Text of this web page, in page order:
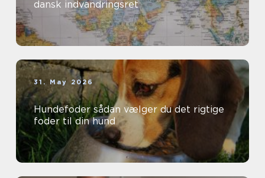
dansk indvandringsret
31. May 2026
Hundefoder sådan vælger du det rigtige
foder til din hund